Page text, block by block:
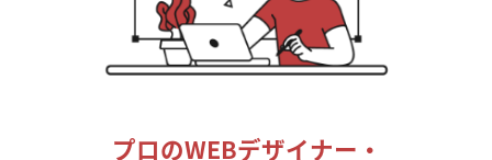
プロのWEBデザイナー・